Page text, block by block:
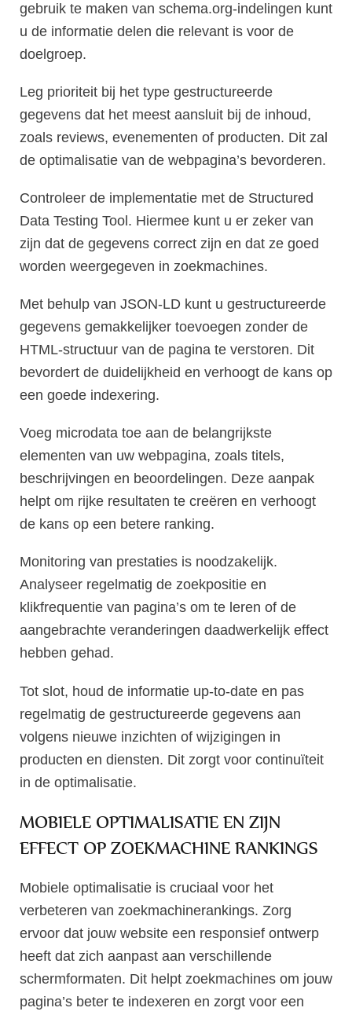
gebruik te maken van schema.org-indelingen kunt
u de informatie delen die relevant is voor de
doelgroep.
Leg prioriteit bij het type gestructureerde
gegevens dat het meest aansluit bij de inhoud,
zoals reviews, evenementen of producten. Dit zal
de optimalisatie van de webpagina’s bevorderen.
Controleer de implementatie met de Structured
Data Testing Tool. Hiermee kunt u er zeker van
zijn dat de gegevens correct zijn en dat ze goed
worden weergegeven in zoekmachines.
Met behulp van JSON-LD kunt u gestructureerde
gegevens gemakkelijker toevoegen zonder de
HTML-structuur van de pagina te verstoren. Dit
bevordert de duidelijkheid en verhoogt de kans op
een goede indexering.
Voeg microdata toe aan de belangrijkste
elementen van uw webpagina, zoals titels,
beschrijvingen en beoordelingen. Deze aanpak
helpt om rijke resultaten te creëren en verhoogt
de kans op een betere ranking.
Monitoring van prestaties is noodzakelijk.
Analyseer regelmatig de zoekpositie en
klikfrequentie van pagina’s om te leren of de
aangebrachte veranderingen daadwerkelijk effect
hebben gehad.
Tot slot, houd de informatie up-to-date en pas
regelmatig de gestructureerde gegevens aan
volgens nieuwe inzichten of wijzigingen in
producten en diensten. Dit zorgt voor continuïteit
in de optimalisatie.
MOBIELE OPTIMALISATIE EN ZIJN
EFFECT OP ZOEKMACHINE RANKINGS
Mobiele optimalisatie is cruciaal voor het
verbeteren van zoekmachinerankings. Zorg
ervoor dat jouw website een responsief ontwerp
heeft dat zich aanpast aan verschillende
schermformaten. Dit helpt zoekmachines om jouw
pagina’s beter te indexeren en zorgt voor een